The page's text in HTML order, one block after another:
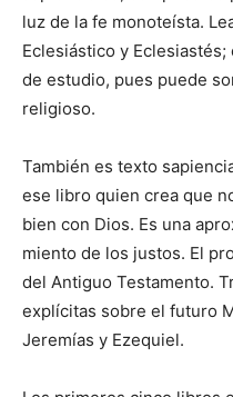
luz de la fe monoteísta.
Eclesiástico y
de estudio, pues puede
religioso.
También es texto
ese libro quien crea que
bien con Dios. Es una
miento de los justos. El
del Antiguo Testamento.
explícitas sobre el futuro
Jeremías y Ezequiel.